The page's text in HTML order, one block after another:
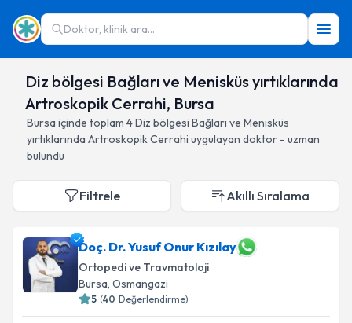
Doktor, klinik ara...
Diz bölgesi Bağları ve Menisküs yırtıklarında
Artroskopik Cerrahi, Bursa
Bursa içinde toplam 4Diz bölgesi Bağları ve Menisküs
yırtıklarında Artroskopik Cerrahi uygulayan doktor - uzman
bulundu
Filtrele Akıllı Sıralama
Doç. Dr. Yusuf Onur Kızılay
Ortopedi ve Travmatoloji
Bursa, Osmangazi
5 (40 Değerlendirme)